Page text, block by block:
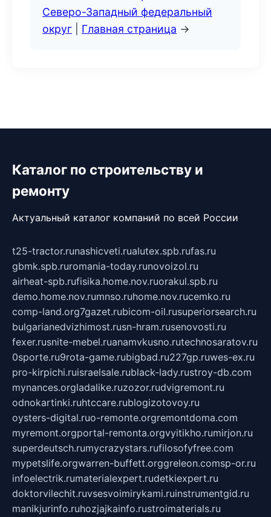
Северо-Западный федеральный
округ
Главная страница →
Каталог по строительству и
ремонту
Актуальный каталог компаний по всей России
t25-tractor.runashicveti.rualutex.spb.rufas.ru
gbmk.spb.ruromania-today.runovoizol.ru
airheat-spb.rufisika.home.nov.ruorakul.spb.ru
demo.home.nov.rumnso.ruhome.nov.rucemko.ru
comp-land.org7gazet.rubicom-oil.rusuperiorsearch.ru
bulgarianedvizhimost.rusn-hram.rusenovosti.ru
fexer.rusnite-mebel.ruanamvkusno.rutechnosaratov.ru
0sporte.ru9rota-game.rubigbad.ru227gp.ruwes-ex.ru
pro-kirpichi.ruisraelsale.rublack-lady.rustroy-db.com
mynances.orgladalike.ruzozor.rudvigremont.ru
odnokartinki.ruhtccare.rublogizotovoy.ru
oysters-digital.ruo-remonte.orgremontdoma.com
myremont.orgportal-remonta.orgvyitikho.rumirjon.ru
superdeutsch.rumycrazystars.rufilosofyfree.com
mypetslife.orgwarren-buffett.orggreleon.comsp-or.ru
infoelectrik.rumaterialexpert.rudetkiexpert.ru
doktorvilechit.ruvsesvoimirykami.ruinstrumentgid.ru
manikjurinfo.ruhozjajkainfo.rustroimaterials.ru